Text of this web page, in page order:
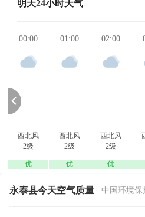
明天24小时天气
00:00
西北风
2级
优
01:00
西北风
2级
优
02:00
西北风
2级
优
永泰县今天空气质量 中国环境保